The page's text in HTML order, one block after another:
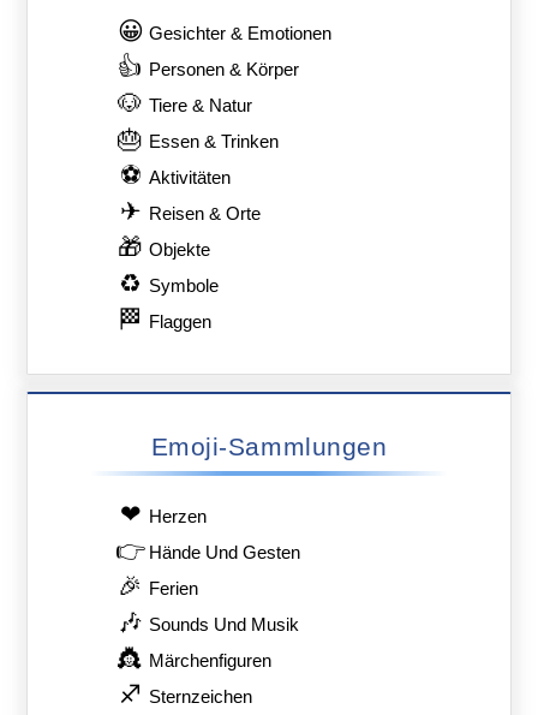
😀 Gesichter & Emotionen
👍 Personen & Körper
🐶 Tiere & Natur
🎂 Essen & Trinken
⚽ Aktivitäten
✈ Reisen & Orte
🎁 Objekte
♻ Symbole
🏁 Flaggen
Emoji-Sammlungen
❤ Herzen
👉 Hände Und Gesten
🎉 Ferien
🎶 Sounds Und Musik
👸 Märchenfiguren
♐ Sternzeichen